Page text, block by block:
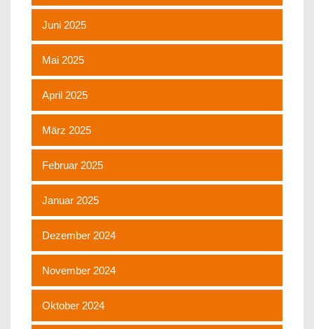
Juni 2025
Mai 2025
April 2025
März 2025
Februar 2025
Januar 2025
Dezember 2024
November 2024
Oktober 2024